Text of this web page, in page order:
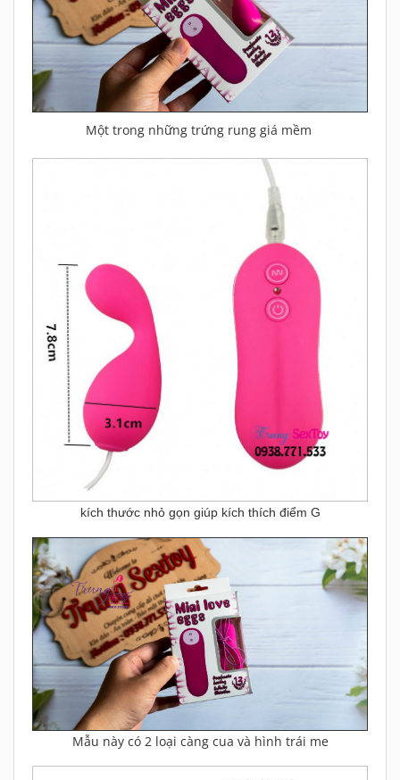
Một trong những trứng rung giá mềm
kích thước nhỏ gọn giúp kích thích điểm G
Mẫu này có 2 loại càng cua và hình trái me